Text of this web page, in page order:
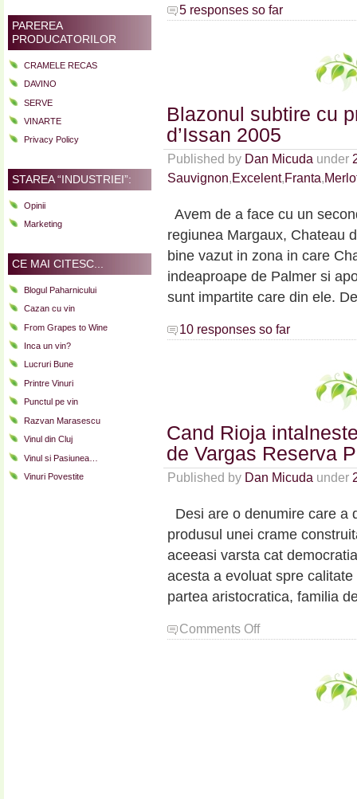
PAREREA
PRODUCATORILOR
CRAMELE RECAS
DAVINO
SERVE
VINARTE
Privacy Policy
STAREA “INDUSTRIEI”:
Opinii
Marketing
CE MAI CITESC...
Blogul Paharnicului
Cazan cu vin
From Grapes to Wine
Inca un vin?
Lucruri Bune
Printre Vinuri
Punctul pe vin
Razvan Marasescu
Vinul din Cluj
Vinul si Pasiunea…
Vinuri Povestite
5 responses so far
Blazonul subtire cu
d’Issan 2005
Published by Dan Micuda under
Sauvignon,Excelent,Franta,
Avem de a face cu un
regiunea Margaux, Chateau
bine vazut in zona in care
indeaproape de Palmer si
sunt impartite care din ele.
10 responses so far
Cand Rioja
de Vargas Reserva
Published by Dan Micuda under
Desi are o denumire care a
produsul unei crame
aceeasi varsta cat
acesta a evoluat spre
partea aristocratica, familia
Comments Offon
Cand